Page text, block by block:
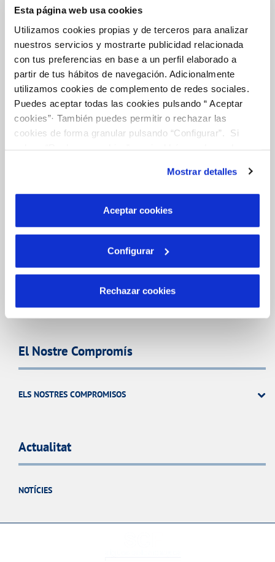
Esta página web usa cookies
Utilizamos cookies propias y de terceros para analizar
nuestros servicios y mostrarte publicidad relacionada
con tus preferencias en base a un perfil elaborado a
partir de tus hábitos de navegación. Adicionalmente
utilizamos cookies de complemento de redes sociales.
Puedes aceptar todas las cookies pulsando “ Aceptar
cookies”· También puedes permitir o rechazar las
cookies de forma granular pulsando “Configurar”. Si
son indispensables para que el sitio web funcione y que
por tanto no se pueden desactivar. Puedes consultar
más información en nuestraPolítica de Cookies
Mostrar detalles
Aceptar cookies
Configurar
Rechazar cookies
COMPROMÍS DE SERVEI
La Teva Aigua
EL NOSTRE PAPER EN EL CICLE URBÀ
QUALITAT
Coneix-nos
SOBRE NOSALTRES
SISTEMES DE GESTIÓ I CERTIFICATS
El Nostre Compromís
ELS NOSTRES COMPROMISOS
Actualitat
NOTÍCIES